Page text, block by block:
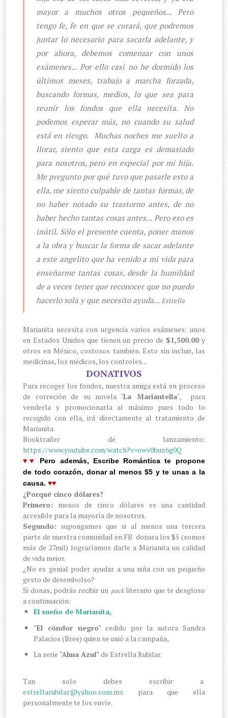
mayor a muchos otros pequeños... Pero
tengo fe, fe en que se curará, que podremos
juntar lo necesario para sacarla adelante, y
por ahora, debemos comenzar con unos
exámenes... Por ello casi no he dormido los
últimos meses, trabajo a marcha forzada,
buscando formas, medios, lo que sea para
reunir los fondos que ella necesita. No
podemos esperar más, no cuando su salud
está en riesgo. Muchas noches me suelto a
llorar, siento que esta carga es demasiado
para nosotros, pero en especial por mi hija.
Me pregunto por qué tuvo que pasarle esto a
ella, me siento culpable de tantas formas, de
no haber notado su trastorno antes, de no
haber hecho tantas cosas antes... Pero eso es
inútil. Sólo el presente cuenta, poner manos
a la obra y buscar la forma de sacar adelante
a este angelito que ha venido a mi vida para
enseñarme tantas cosas, desde la humildad
de a veces tener que reconocer que no puedo
hacerlo sola y que necesito ayuda...Estrella
Marianita necesita con urgencia varios exámenes: unos
en Estados Unidos que tienen un precio de $1,500.00y
otros en México, costosos también. Esto sin incluir, las
medicinas, los médicos, los controles...
DONATIVOS
Para recoger los fondos, nuestra amiga está en proceso
de correción de su novela "La Mariantella", para
venderla y promocionarla al máximo pues todo lo
recogido con ella, irá directamente al tratamiento de
Marianita.
Booktrailer de lanzamiento:
https://www.youtube.com/watch?v=owv0buz6g0Q
♥♥ Pero además, Escribe Romántica te propone
de todo corazón, donar al menos $5 y te unas a la
causa.♥♥
¿Porqué cinco dólares?
Primero: menos de cinco dólares es una cantidad
accesible para la mayoría de nosotros.
Segundo: supongamos que si al menos una tercera
parte de nuestra comunidad en FB donara los $5 (somos
más de 27mil) lograríamos darle a Marianita un calidad
de vida mejor.
¿No es genial poder ayudar a una niña con un pequeño
gesto de desembolso?
Si donas, podrás recibir un packliterario que te desgloso
a continuación:
El sueño de Marianita,
"El cóndor negro" cedido por la autora Sandra
Palacios (Bree) quien se unió a la campaña,
La serie "Alma Azul" de Estrella Rubilar.
Tan solo debes escribir a
estrellarubilar@yahoo.com.mx para que ella
personalmente te los envíe.